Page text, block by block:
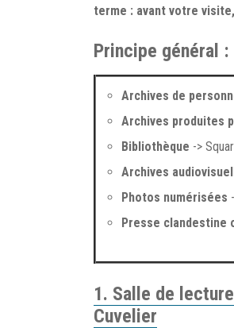
terme : avant votre
Principe général
Archives de
Archives produites
Bibliothèque ->
Archives
Photos numérisées
Presse clandestine
1. Salle de
Cuvelier